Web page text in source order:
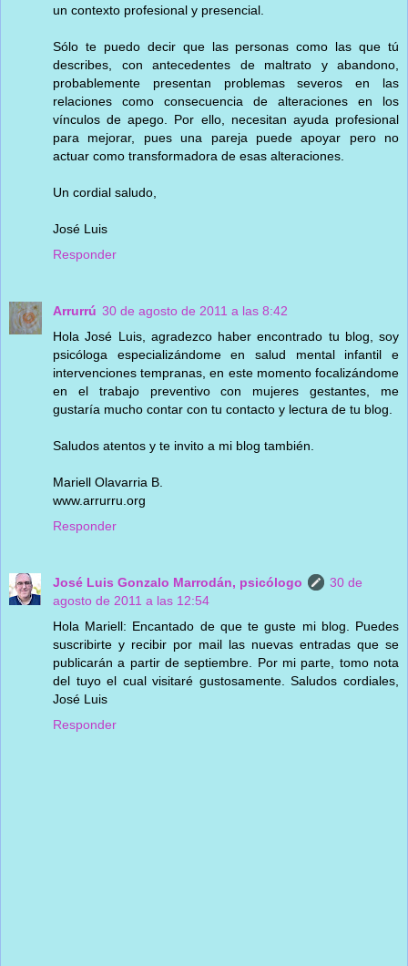
un contexto profesional y presencial.
Sólo te puedo decir que las personas como las que tú
describes, con antecedentes de maltrato y abandono,
probablemente presentan problemas severos en las
relaciones como consecuencia de alteraciones en los
vínculos de apego. Por ello, necesitan ayuda profesional
para mejorar, pues una pareja puede apoyar pero no
actuar como transformadora de esas alteraciones.
Un cordial saludo,
José Luis
Responder
Arrurrú 30 de agosto de 2011 a las 8:42
Hola José Luis, agradezco haber encontrado tu blog, soy
psicóloga especializándome en salud mental infantil e
intervenciones tempranas, en este momento focalizándome
en el trabajo preventivo con mujeres gestantes, me
gustaría mucho contar con tu contacto y lectura de tu blog.
Saludos atentos y te invito a mi blog también.
Mariell Olavarria B.
www.arrurru.org
Responder
José Luis Gonzalo Marrodán, psicólogo
30 de
agosto de 2011 a las 12:54
Hola Mariell: Encantado de que te guste mi blog. Puedes
suscribirte y recibir por mail las nuevas entradas que se
publicarán a partir de septiembre. Por mi parte, tomo nota
del tuyo el cual visitaré gustosamente. Saludos cordiales,
José Luis
Responder